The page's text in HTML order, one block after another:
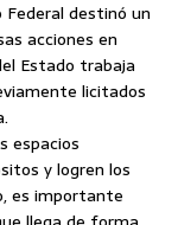
Federal destinó un
acciones en
Estado trabaja
licitados
espacios
y logren los
es importante